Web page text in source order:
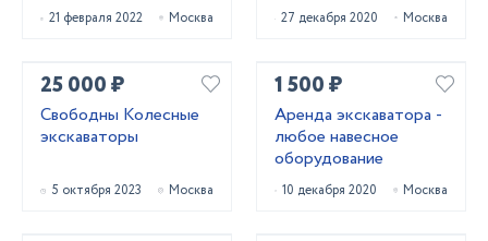
21 февраля 2022 Москва 27 декабря 2020 Москва
25 000 ₽
Свободны Колесные
экскаваторы
5 октября 2023 Москва
1 500 ₽
Аренда экскаватора -
любое навесное
оборудование
10 декабря 2020 Москва